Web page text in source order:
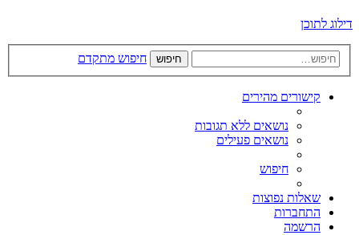
דילוג לתוכן
חיפוש חיפוש מתקדם
קישורים מהירים
נושאים ללא תגובות
נושאים פעילים
חיפוש
שאלות נפוצות
התחברות
הרשמה